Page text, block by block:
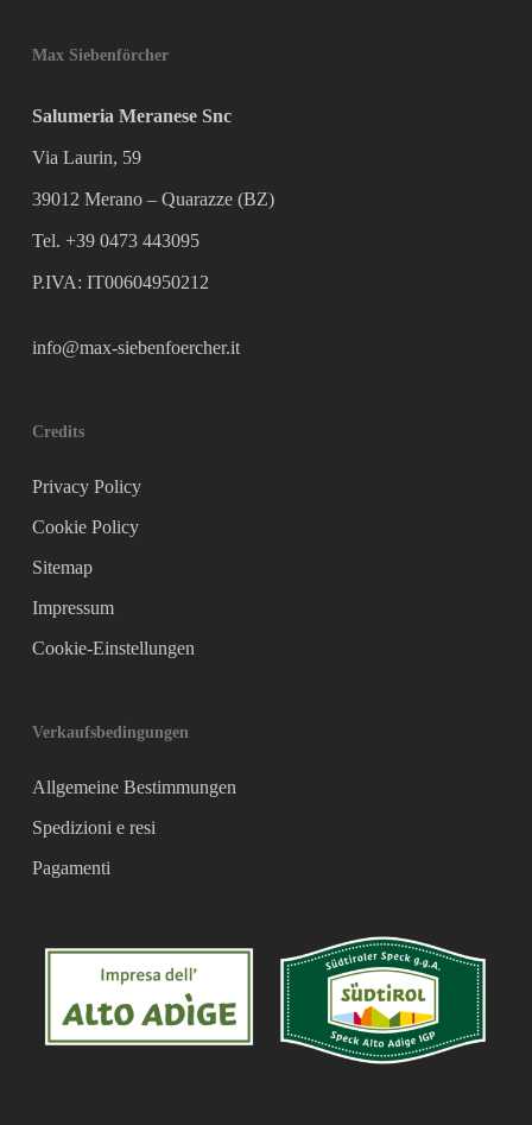
Max Siebenförcher
Salumeria Meranese Snc
Via Laurin, 59
39012 Merano – Quarazze (BZ)
Tel. +39 0473 443095
P.IVA: IT00604950212
info@max-siebenfoercher.it
Credits
Privacy Policy
Cookie Policy
Sitemap
Impressum
Cookie-Einstellungen
Verkaufsbedingungen
Allgemeine Bestimmungen
Spedizioni e resi
Pagamenti